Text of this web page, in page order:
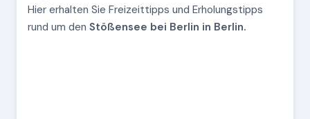
Hier erhalten Sie Freizeittipps und Erholungstipps
rund um den Stößensee bei Berlin in Berlin.